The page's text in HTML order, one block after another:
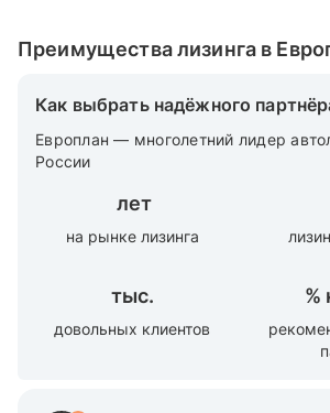
Преимущества лизинга в
Как выбрать надёжного
Европлан — многолетний лидер
России
лет
на рынке лизинга
тыс.
довольных клиентов
%